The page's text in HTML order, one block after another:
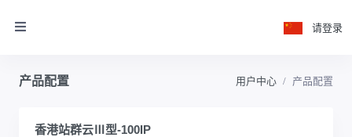
请登录
产品配置 用户中心 产品配置
香港站群云Ⅲ型-100IP